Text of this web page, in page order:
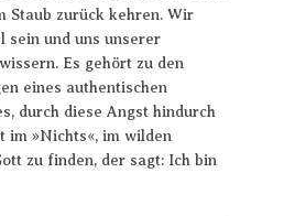
Staub zurück kehren. Wir
sein und uns unserer
Es gehört zu den
eines authentischen
durch diese Angst hindurch
im »Nichts«, im wilden
zu finden, der sagt: Ich bin